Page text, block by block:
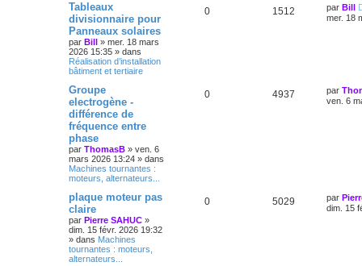
Tableaux
divisionnaire pour
Panneaux solaires
par Bill » mer. 18 mars
2026 15:35 » dans
Réalisation d’installation
bâtiment et tertiaire
0 1512 par Bill
mer. 18
Groupe
electrogène -
différence de
fréquence entre
phase
par ThomasB » ven. 6
mars 2026 13:24 » dans
Machines tournantes :
moteurs, alternateurs...
0 4937 par
ven. 6
plaque moteur pas
claire
par Pierre SAHUC »
dim. 15 févr. 2026 19:32
» dans Machines
tournantes : moteurs,
alternateurs...
0 5029 par
dim. 15